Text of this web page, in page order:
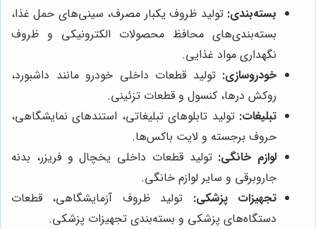
بسته‌بندی: تولید ظروف یکبار مصرف، سینی‌های حمل غذا،
بسته‌بندی‌های محافظ محصولات الکترونیکی و ظروف
نگهداری مواد غذایی.
خودروسازی: تولید قطعات داخلی خودرو مانند داشبورد،
روکش درها، کنسول و قطعات تزئینی.
تبلیغات: تولید تابلوهای تبلیغاتی، استندهای نمایشگاهی،
حروف برجسته و لایت باکس‌ها.
لوازم خانگی: تولید قطعات داخلی یخچال و فریزر، بدنه
جاروبرقی و سایر لوازم خانگی.
تجهیزات پزشکی: تولید ظروف آزمایشگاهی، قطعات
دستگاه‌های پزشکی و بسته‌بندی تجهیزات پزشکی.